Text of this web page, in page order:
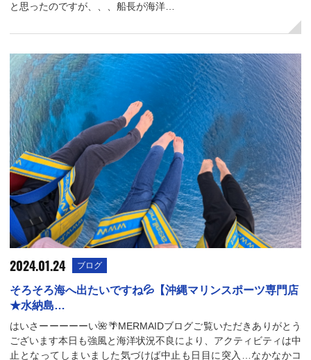
と思ったのですが、、、船長が海洋…
2024.01.24 ブログ
そろそろ海へ出たいですね💦【沖縄マリンスポーツ専門店
★水納島…
はいさーーーーーい🌺🌴MERMAIDブログご覧いただきありがとう
ございます本日も強風と海洋状況不良により、アクティビティは中
止となってしまいました気づけば中止も日目に突入…なかなかコ